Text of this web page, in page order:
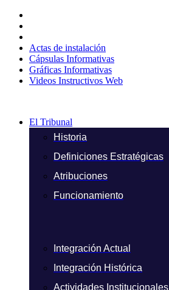
contenido
Actas de instalación
Cápsulas Informativas
Gráficas Informativas
Videos Instructivos Web
El Tribunal
Historia
Definiciones Estratégicas
Atribuciones
Funcionamiento
Integración Actual
Integración Histórica
Actividades Institucionales